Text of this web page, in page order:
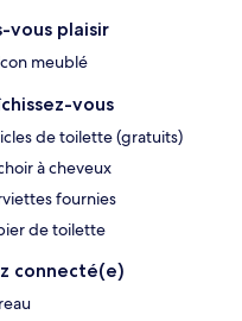
vous plaisir
meublé
vous
de toilette (gratuits)
à cheveux
fournies
de toilette
connecté(e)